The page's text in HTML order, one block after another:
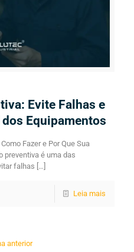
Evite Falhas e
Equipamentos
Fazer e Por Que Sua
preventiva é uma das
falhas […]
Leia mais
anterior